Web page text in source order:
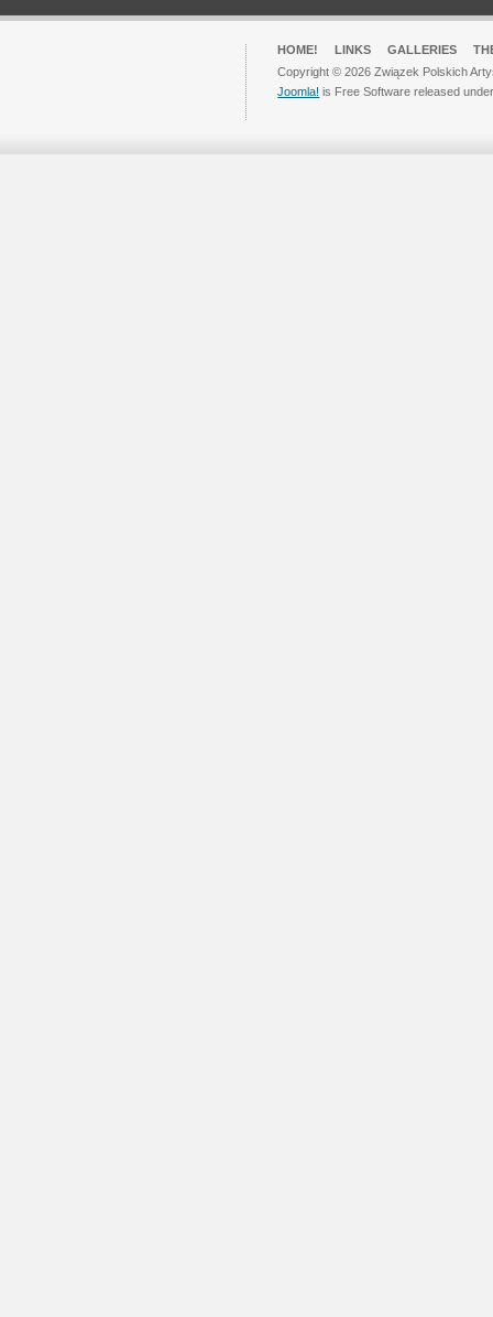
HOME! LINKS GALLERIES
Copyright © 2026 Związek Polskich
Joomla! is Free Software released